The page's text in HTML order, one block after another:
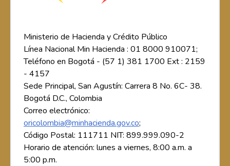
Ministerio de Hacienda y Crédito Público
Línea Nacional Min Hacienda : 01 8000 910071;
Teléfono en Bogotá - (57 1) 381 1700 Ext : 2159
- 4157
Sede Principal, San Agustín: Carrera 8 No. 6C- 38.
Bogotá D.C., Colombia
Correo electrónico:
oricolombia@minhacienda.gov.co;
Código Postal: 111711 NIT: 899.999.090-2
Horario de atención: lunes a viernes, 8:00 a.m. a
5:00 p.m.